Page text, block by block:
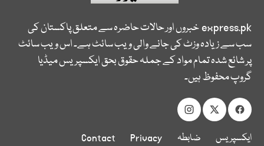
express.pkخبروں اور حالات حاضرہ سے متعلق پاکستان کی
سب سے زیادہ وزٹ کی جانے والی ویب سائٹ ہے۔ اس ویب سائٹ
پر شائع شدہ تمام مواد کے جملہ حقوق بحق ایکسپریس میڈیا
گروپ محفوظ ہیں۔
ایکسپریس ضابطہ Privacy
Contact